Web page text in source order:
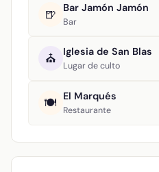
🍺 Bar Jamón Jamón
Bar
⛪ Iglesia de San Blas
Lugar de culto
🍽️ El Marqués
Restaurante